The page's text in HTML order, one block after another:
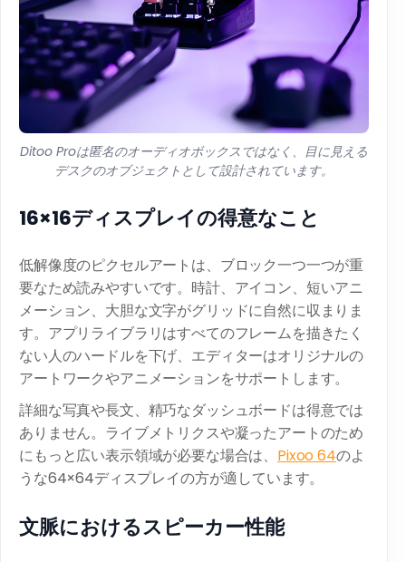
Ditoo Proは匿名のオーディオボックスではなく、目に見える
デスクのオブジェクトとして設計されています。
16×16ディスプレイの得意なこと
低解像度のピクセルアートは、ブロック一つ一つが重
要なため読みやすいです。時計、アイコン、短いアニ
メーション、大胆な文字がグリッドに自然に収まりま
す。アプリライブラリはすべてのフレームを描きたく
ない人のハードルを下げ、エディターはオリジナルの
アートワークやアニメーションをサポートします。
詳細な写真や長文、精巧なダッシュボードは得意では
ありません。ライブメトリクスや凝ったアートのため
にもっと広い表示領域が必要な場合は、 Pixoo 64のよ
うな64×64ディスプレイの方が適しています。
文脈におけるスピーカー性能